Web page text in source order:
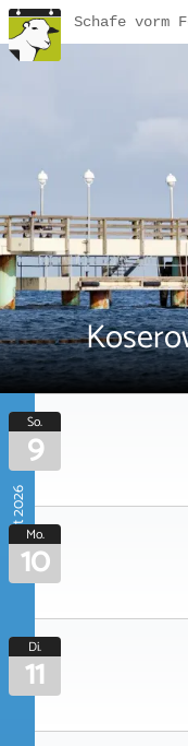
Schafe vorm
August 2026
So.
9
Mo.
10
Di.
11